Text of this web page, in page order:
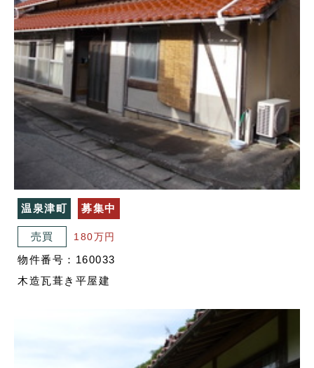
温泉津町 募集中
売買 180万円
物件番号：160033
木造瓦葺き平屋建